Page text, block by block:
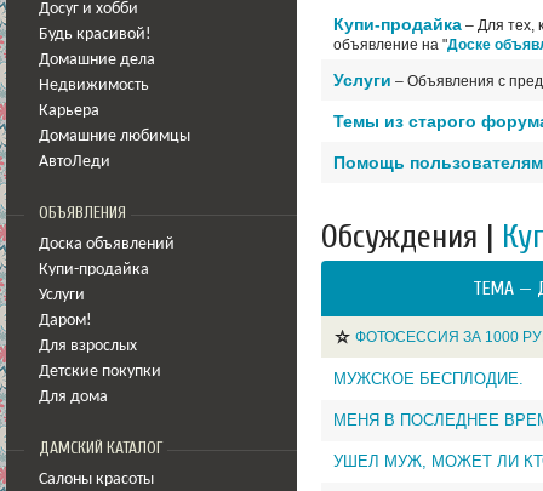
Досуг и хобби
Будь красивой!
Домашние дела
Недвижимость
Карьера
Домашние любимцы
АвтоЛеди
ОБЪЯВЛЕНИЯ
Доска объявлений
Купи-продайка
Услуги
Даром!
Для взрослых
Детские покупки
Для дома
ДАМСКИЙ КАТАЛОГ
Салоны красоты
Купи-продайка – Для тех,
объявление на "Доске
Услуги – Объявления с
Темы из старого
Помощь пользователям
Обсуждения |
ТЕМА —
ФОТОСЕССИЯ ЗА 1000
МУЖСКОЕ БЕСПЛОДИЕ.
МЕНЯ В ПОСЛЕДНЕЕ
УШЕЛ МУЖ, МОЖЕТ ЛИ